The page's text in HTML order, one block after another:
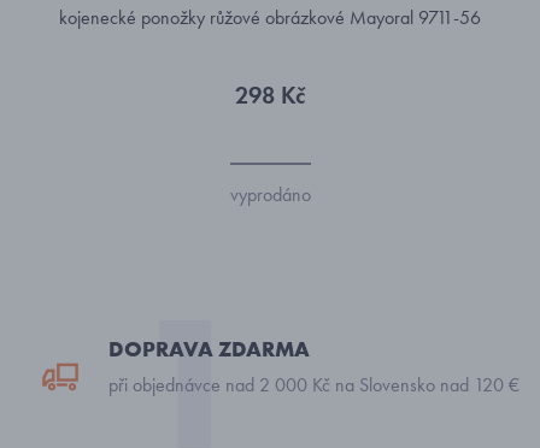
kojenecké ponožky růžové obrázkové Mayoral 9711-56
298 Kč
vyprodáno
DOPRAVA ZDARMA
při objednávce nad 2 000 Kč na Slovensko nad 120 €